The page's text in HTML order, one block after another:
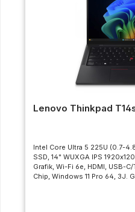
Lenovo Thinkpad
Intel Core Ultra 5 225U (0.7-
SSD, 14" WUXGA IPS
Grafik, Wi-Fi 6e, HDMI, USB-C/
Chip, Windows 11 Pro 64, 3J.